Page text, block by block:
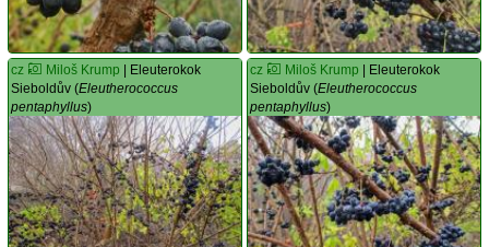
cz Miloš Krump | Eleuterokok
Sieboldův (Eleutherococcus
pentaphyllus)
cz Miloš Krump | Eleuterokok
Sieboldův (Eleutherococcus
pentaphyllus)